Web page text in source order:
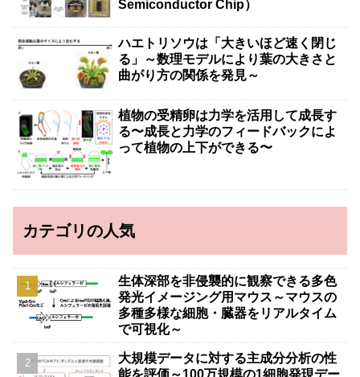
Semiconductor Chip）
ハエトリソウは「大きいほど速く閉じ
る」～数理モデルにより葉の大きさと
曲がり方の関係を発見～
植物の受精卵は力学を活用して成長す
る〜成長と力学のフィードバックによ
って植物の上下ができる〜
カテゴリの人気
生体深部を非侵襲的に観察できる多色
発光イメージング用マウス～マウスの
多種多様な細胞・臓器をリアルタイム
で可視化～
大規模データに対する主成分分析の性
能を評価～100万規模の1細胞発現デー